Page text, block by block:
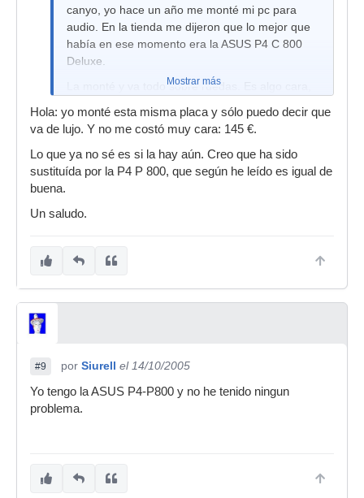
canyo, yo hace un año me monté mi pc para
audio. En la tienda me dijeron que lo mejor que
había en ese momento era la ASUS P4 C 800
Deluxe.
La monté y va todo sobre ruedas. Es algo cara,
Por lo menos, que sepas que ésta va de
Mostrar más
Hola: yo monté esta misma placa y sólo puedo decir que
va de lujo. Y no me costó muy cara: 145 €.
Lo que ya no sé es si la hay aún. Creo que ha sido
sustituída por la P4 P 800, que según he leído es igual de
buena.
Un saludo.
#9 por Siurell el 14/10/2005
Yo tengo la ASUS P4-P800 y no he tenido ningun
problema.